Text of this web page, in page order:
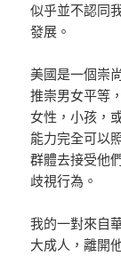
似乎並不認同
發展。
美國是一個崇
推崇男女平等
女性，小孩，
能力完全可以
群體去接受他
歧視行為。
我的一對來自
大成人，離開